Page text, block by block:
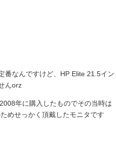
番なんですけど、HP Elite 21.5イン
んorz
年に購入したものでその当時は
めせっかく頂戴したモニタです